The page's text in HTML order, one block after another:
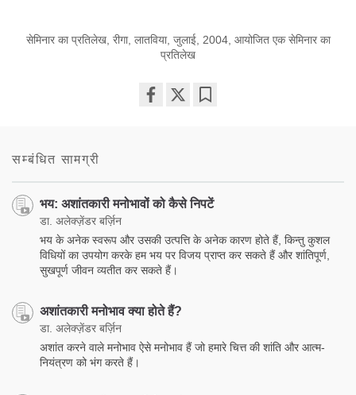
सेमिनार का प्रतिलेख, रीगा, लातविया, जुलाई, 2004, आयोजित एक सेमिनार का
प्रतिलेख
सम्बंधित सामग्री
भय: अशांतकारी मनोभावों को कैसे निपटें
डा. अलेक्ज़ेंडर बर्ज़िन
भय के अनेक स्वरूप और उसकी उत्पत्ति के अनेक कारण होते हैं, किन्तु कुशल
विधियों का उपयोग करके हम भय पर विजय प्राप्त कर सकते हैं और शांतिपूर्ण,
सुखपूर्ण जीवन व्यतीत कर सकते हैं।
अशांतकारी मनोभाव क्या होते हैं?
डा. अलेक्ज़ेंडर बर्ज़िन
अशांत करने वाले मनोभाव ऐसे मनोभाव हैं जो हमारे चित्त की शांति और आत्म-
नियंत्रण को भंग करते हैं।